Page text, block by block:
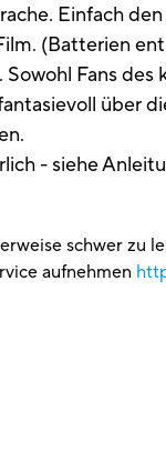
Einfach
(Batterien
Fans des
über
- siehe
schwer zu
aufnehmen